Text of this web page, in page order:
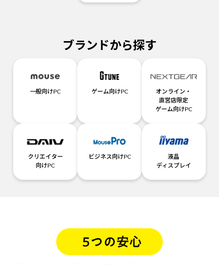
ブランドから探す
一般向けPC ゲーム向けPC
オンライン・
直営店限定
ゲーム向けPC
クリエイター
向けPC
ビジネス向けPC
液晶
ディスプレイ